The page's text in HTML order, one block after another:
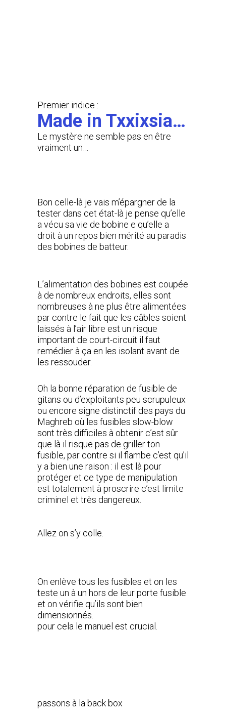
Premier indice :
Made in Txxixsia…
Le mystère ne semble pas en être
vraiment un…
Bon celle-là je vais m’épargner de la
tester dans cet état-là je pense qu’elle
a vécu sa vie de bobine e qu’elle a
droit à un repos bien mérité au paradis
des bobines de batteur.
L’alimentation des bobines est coupée
à de nombreux endroits, elles sont
nombreuses à ne plus être alimentées
par contre le fait que les câbles soient
laissés à l’air libre est un risque
important de court-circuit il faut
remédier à ça en les isolant avant de
les ressouder.
Oh la bonne réparation de fusible de
gitans ou d’exploitants peu scrupuleux
ou encore signe distinctif des pays du
Maghreb où les fusibles slow-blow
sont très difficiles à obtenir c’est sûr
que là il risque pas de griller ton
fusible, par contre si il flambe c’est qu’il
y a bien une raison : il est là pour
protéger et ce type de manipulation
est totalement à proscrire c’est limite
criminel et très dangereux.
Allez on s’y colle.
On enlève tous les fusibles et on les
teste un à un hors de leur porte fusible
et on vérifie qu’ils sont bien
dimensionnés.
pour cela le manuel est crucial.
passons à la back box